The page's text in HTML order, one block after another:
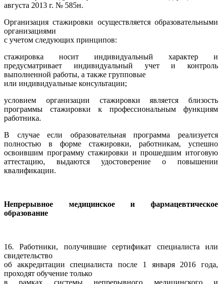
августа 2013 г. № 585н.
Организация стажировки осуществляется образовательными
организациями
с учетом следующих принципов:
стажировка носит индивидуальный характер и
предусматривает индивидуальный учет и контроль
выполненной работы, а также групповые
или индивидуальные консультации;
условием организации стажировки является близость
программы стажировки к профессиональным функциям
работника.
В случае если образовательная программа реализуется
полностью в форме стажировки, работникам, успешно
освоившим программу стажировки и прошедшим итоговую
аттестацию, выдаются удостоверение о повышении
квалификации.
Непрерывное медицинское и фармацевтическое
образование
16. Работники, получившие сертификат специалиста или
свидетельство
об аккредитации специалиста после 1 января 2016 года,
проходят обучение только
в рамках системы непрерывного медицинского и